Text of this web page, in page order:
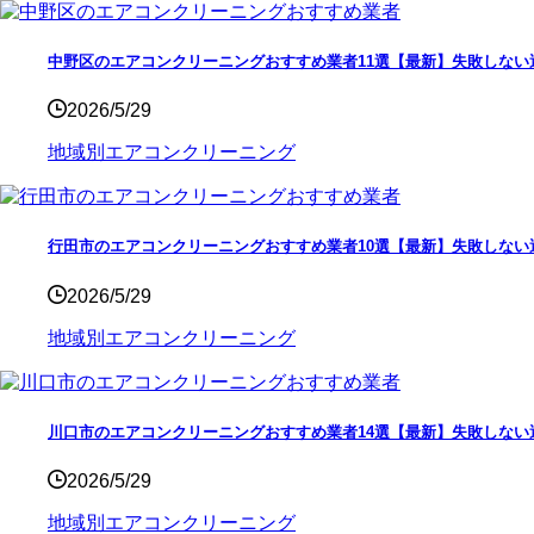
中野区のエアコンクリーニングおすすめ業者11選【最新】失敗しない
2026/5/29
地域別エアコンクリーニング
行田市のエアコンクリーニングおすすめ業者10選【最新】失敗しない
2026/5/29
地域別エアコンクリーニング
川口市のエアコンクリーニングおすすめ業者14選【最新】失敗しない
2026/5/29
地域別エアコンクリーニング